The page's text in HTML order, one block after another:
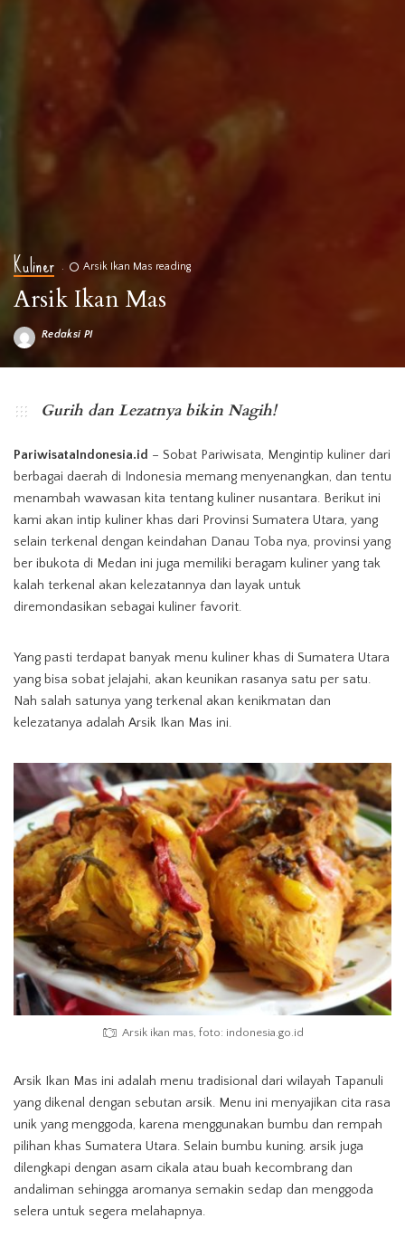
Kuliner Arsik Ikan Mas reading
Arsik Ikan Mas
Posted
Redaksi PI
Gurih dan Lezatnya bikin Nagih!
PariwisataIndonesia.id – Sobat Pariwisata, Mengintip kuliner dari
berbagai daerah di Indonesia memang menyenangkan, dan tentu
menambah wawasan kita tentang kuliner nusantara. Berikut ini
kami akan intip kuliner khas dari Provinsi Sumatera Utara, yang
selain terkenal dengan keindahan Danau Toba nya, provinsi yang
ber ibukota di Medan ini juga memiliki beragam kuliner yang tak
kalah terkenal akan kelezatannya dan layak untuk
diremondasikan sebagai kuliner favorit.
Yang pasti terdapat banyak menu kuliner khas di Sumatera Utara
yang bisa sobat jelajahi, akan keunikan rasanya satu per satu.
Nah salah satunya yang terkenal akan kenikmatan dan
kelezatanya adalah Arsik Ikan Mas ini.
Arsik ikan mas, foto: indonesia.go.id
Arsik Ikan Mas ini adalah menu tradisional dari wilayah Tapanuli
yang dikenal dengan sebutan arsik. Menu ini menyajikan cita rasa
unik yang menggoda, karena menggunakan bumbu dan rempah
pilihan khas Sumatera Utara. Selain bumbu kuning, arsik juga
dilengkapi dengan asam cikala atau buah kecombrang dan
andaliman sehingga aromanya semakin sedap dan menggoda
selera untuk segera melahapnya.